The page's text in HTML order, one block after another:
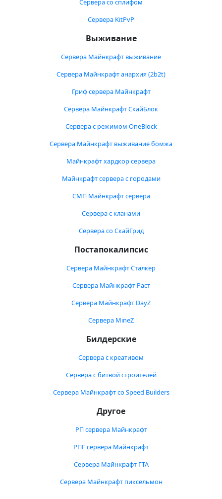
Сервера со сплифом
Сервера KitPvP
Выживание
Сервера Майнкрафт выживание
Сервера Майнкрафт анархия (2b2t)
Гриф сервера Майнкрафт
Сервера Майнкрафт СкайБлок
Сервера с режимом OneBlock
Сервера Майнкрафт выживание бомжа
Майнкрафт хардкор сервера
Майнкрафт сервера с городами
СМП Майнкрафт сервера
Сервера с кланами
Сервера со СкайГрид
Постапокалипсис
Сервера Майнкрафт Сталкер
Сервера Майнкрафт Раст
Сервера Майнкрафт DayZ
Сервера MineZ
Билдерские
Сервера с креативом
Сервера с битвой строителей
Сервера Майнкрафт со Speed Builders
Другое
РП сервера Майнкрафт
РПГ сервера Майнкрафт
Сервера Майнкрафт ГТА
Сервера Майнкрафт пиксельмон